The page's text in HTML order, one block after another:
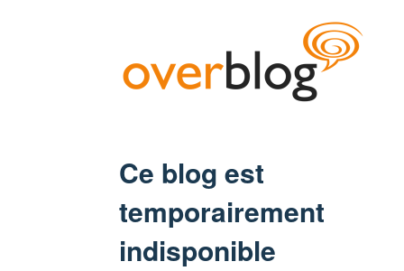
Ce blog est
temporairement
indisponible